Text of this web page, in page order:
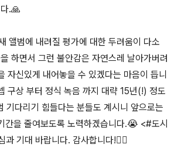
.🙏
앨범에 내려질 평가에 대한 두려움이 다소
하면서 그런 불안감은 자연스레 날아가버려
자신있게 내어놓을 수 있겠다는 마음이 듭니
구상 부터 정식 녹음 까지 대략 15년(!) 정도
기다리기 힘들다는 분들도 계시니 앞으로는
간을 줄여보도록 노력하겠습니다.😭 <#도시
과 기대 바랍니다. 감사합니다!🙇‍♂️